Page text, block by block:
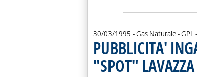
30/03/1995 - Gas Naturale - GPL
PUBBLICITA'
"SPOT" LAVAZZA